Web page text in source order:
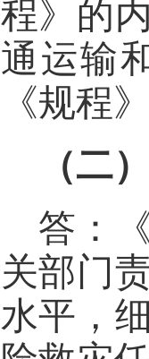
程》的
通运输
《规程》
（二
答：
关部门
水平，